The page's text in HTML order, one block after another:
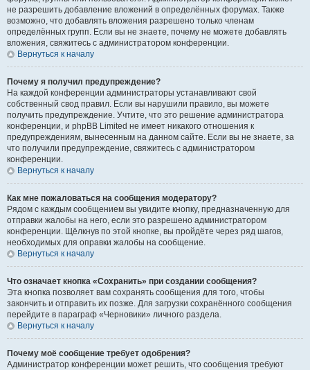
не разрешить добавление вложений в определённых форумах. Также
возможно, что добавлять вложения разрешено только членам
определённых групп. Если вы не знаете, почему не можете добавлять
вложения, свяжитесь с администратором конференции.
Вернуться к началу
Почему я получил предупреждение?
На каждой конференции администраторы устанавливают свой
собственный свод правил. Если вы нарушили правило, вы можете
получить предупреждение. Учтите, что это решение администратора
конференции, и phpBB Limited не имеет никакого отношения к
предупреждениям, вынесенным на данном сайте. Если вы не знаете, за
что получили предупреждение, свяжитесь с администратором
конференции.
Вернуться к началу
Как мне пожаловаться на сообщения модератору?
Рядом с каждым сообщением вы увидите кнопку, предназначенную для
отправки жалобы на него, если это разрешено администратором
конференции. Щёлкнув по этой кнопке, вы пройдёте через ряд шагов,
необходимых для оправки жалобы на сообщение.
Вернуться к началу
Что означает кнопка «Сохранить» при создании сообщения?
Эта кнопка позволяет вам сохранять сообщения для того, чтобы
закончить и отправить их позже. Для загрузки сохранённого сообщения
перейдите в параграф «Черновики» личного раздела.
Вернуться к началу
Почему моё сообщение требует одобрения?
Администратор конференции может решить, что сообщения требуют